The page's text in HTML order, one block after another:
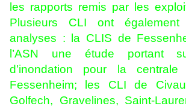
les rapports remis par les
Plusieurs CLI ont
analyses : la CLIS de
l’ASN une étude portant
d’inondation pour la
Fessenheim; les CLI de
Golfech, Gravelines, Saint-